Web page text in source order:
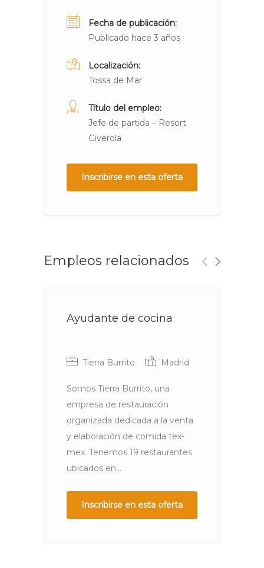
Fecha de publicación:
Publicado hace 3 años
Localización:
Tossa de Mar
Título del empleo:
Jefe de partida – Resort
Giverola
Inscribirse en esta oferta
Empleos relacionados
Ayudante de cocina
Tierra Burrito Madrid
Somos Tierra Burrito, una
empresa de restauración
organizada dedicada a la venta
y elaboración de comida tex-
mex. Tenemos 19 restaurantes
ubicados en...
Inscribirse en esta oferta